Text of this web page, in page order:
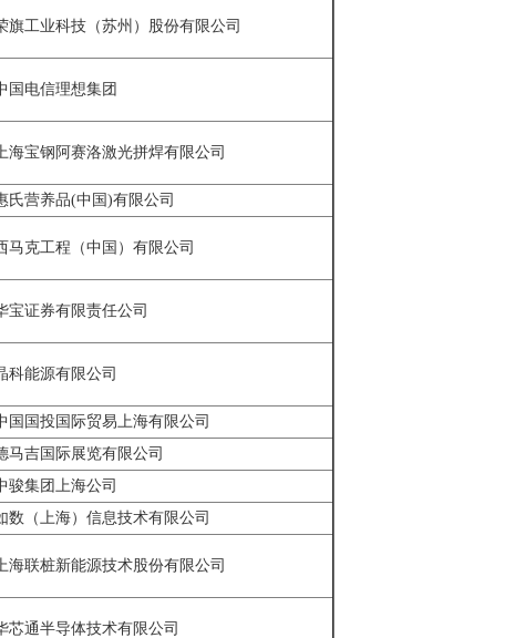
旗工业科技（苏州）股份有限公司
国电信理想集团
上海宝钢阿赛洛激光拼焊有限公司
氏营养品(中国)有限公司
马克工程（中国）有限公司
宝证券有限责任公司
科能源有限公司
国国投国际贸易上海有限公司
马吉国际展览有限公司
骏集团上海公司
数（上海）信息技术有限公司
上海联桩新能源技术股份有限公司
芯通半导体技术有限公司